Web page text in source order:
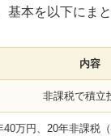
基本を以下にまと
内容
非課税で積立
40万円、20年非課税（